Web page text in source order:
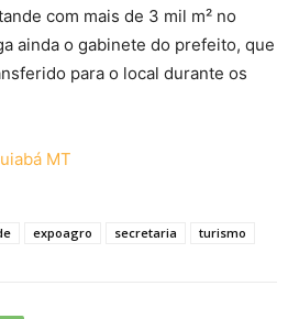
com mais de 3 mil m² no
ainda o gabinete do prefeito, que
para o local durante os
MT
expoagro secretaria turismo